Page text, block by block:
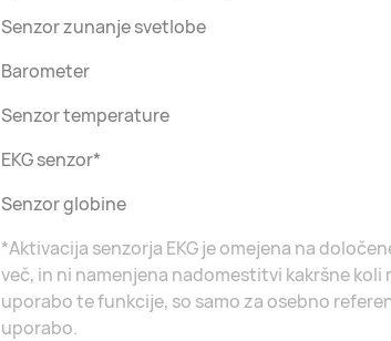
Senzor zunanje svetlobe
Barometer
Senzor temperature
EKG senzor*
Senzor globine
*Aktivacija senzorja EKG je omejena na
več, in ni namenjena nadomestitvi kakršne
uporabo te funkcije, so samo za osebno
uporabo.